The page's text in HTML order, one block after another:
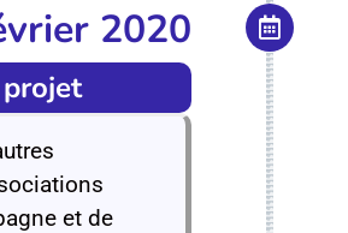
2020
et de